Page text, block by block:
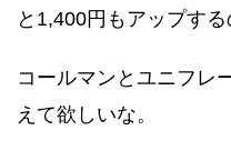
と1,400円もアップする
コールマンとユニフレ
えて欲しいな。